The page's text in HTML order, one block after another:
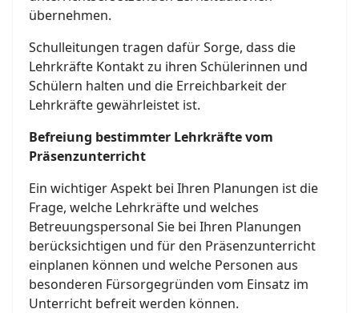
übernehmen.
Schulleitungen tragen dafür Sorge, dass die
Lehrkräfte Kontakt zu ihren Schülerinnen und
Schülern halten und die Erreichbarkeit der
Lehrkräfte gewährleistet ist.
Befreiung bestimmter Lehrkräfte vom
Präsenzunterricht
Ein wichtiger Aspekt bei Ihren Planungen ist die
Frage, welche Lehrkräfte und welches
Betreuungspersonal Sie bei Ihren Planungen
berücksichtigen und für den Präsenzunterricht
einplanen können und welche Personen aus
besonderen Fürsorgegründen vom Einsatz im
Unterricht befreit werden können.